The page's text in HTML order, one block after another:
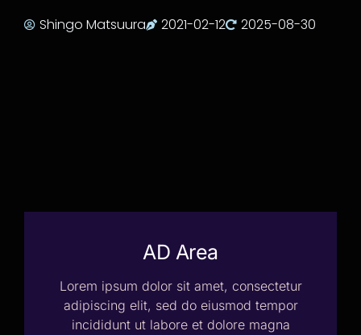
Shingo Matsuura 2021-02-12 2025-08-30
AD Area
Lorem ipsum dolor sit amet, consectetur
adipiscing elit, sed do eiusmod tempor
incididunt ut labore et dolore magna